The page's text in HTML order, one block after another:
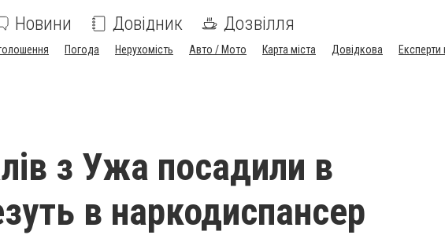
Новини Довідник Дозвілля
Погода Нерухомість Авто / Мото Карта міста Довідкова
Експерти
з Ужа посадили в
в наркодиспансер